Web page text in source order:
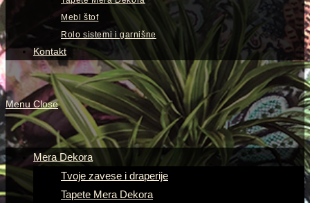
Mebl štof
Rolo sistemi i garnišne
Kontakt
Menu Close
Mera Dekora
Tvoje zavese i draperije
Tapete Mera Dekora